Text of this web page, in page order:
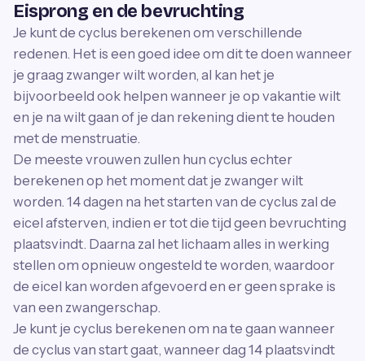
Eisprong en de bevruchting
Je kunt de cyclus berekenen om verschillende
redenen. Het is een goed idee om dit te doen wanneer
je graag zwanger wilt worden, al kan het je
bijvoorbeeld ook helpen wanneer je op vakantie wilt
en je na wilt gaan of je dan rekening dient te houden
met de menstruatie.
De meeste vrouwen zullen hun cyclus echter
berekenen op het moment dat je zwanger wilt
worden. 14 dagen na het starten van de cyclus zal de
eicel afsterven, indien er tot die tijd geen bevruchting
plaatsvindt. Daarna zal het lichaam alles in werking
stellen om opnieuw ongesteld te worden, waardoor
de eicel kan worden afgevoerd en er geen sprake is
van een zwangerschap.
Je kunt je cyclus berekenen om na te gaan wanneer
de cyclus van start gaat, wanneer dag 14 plaatsvindt